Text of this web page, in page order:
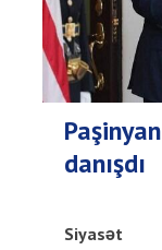
danışdı
Siyasət